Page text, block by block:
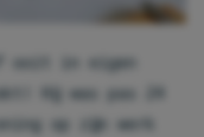
ooit in eigen
Hij was pas 24
op zijn werk